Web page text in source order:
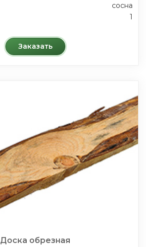
сосна
1
Заказать
Доска обрезная